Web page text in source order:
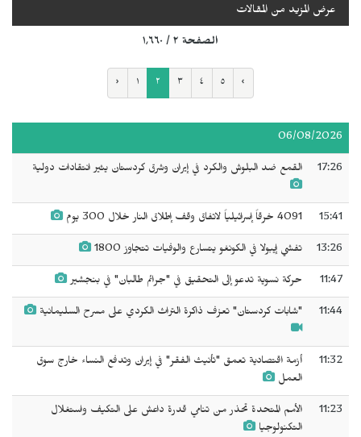
عرض المزيد من المقالات
الصفحة ٢ / ١٬٦٦٠
‹ ١ ٢ ٣ ٤ ٥ ›
06/08/2026
17:26 القمع ضد البلوش والكرد في إيران وشرق كردستان يثير انتقادات دولية
15:41 4091 خرقاً إسرائيلياً لاتفاق وقف إطلاق النار خلال 300 يوم
13:26 تفشي إيبولا في الكونغو يتسارع والوفيات تتجاوز 1800
11:47 حركة نسوية تدعو إلى التحقيق في "جرائم طالبان" في بنجشير
11:44 "شابات كردستان" تعزف ذاكرة التراث الكردي على مسرح السليمانية
11:32
أزمة اقتصادية تعمق "تأنيث الفقر" في إيران وتدفع النساء خارج سوق
العمل
11:23
الأمم المتحدة تحذر من تنامي قدرة داعش على التكيف واستغلال
التكنولوجيا